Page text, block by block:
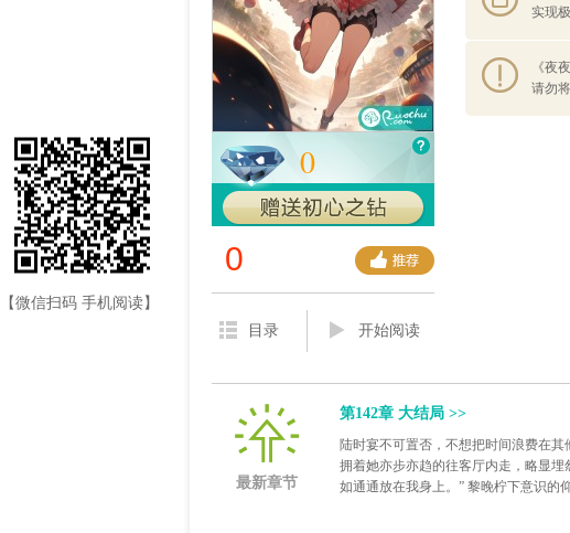
0
0
目录 开始阅读
实现
《夜
请勿
最新章节
第142章 大结局 >>
陆时宴不可置否，不想把时间浪费在
拥着她亦步亦趋的往客厅内走，略显
如通通放在我身上。” 黎晚柠下意识的
【微信扫码 手机阅读】